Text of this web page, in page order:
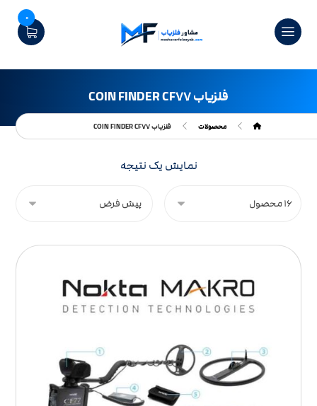
0
فلزیاب COIN FINDER CF۷۷
محصولات فلزیاب COIN FINDER CF۷۷
نمایش یک نتیجه